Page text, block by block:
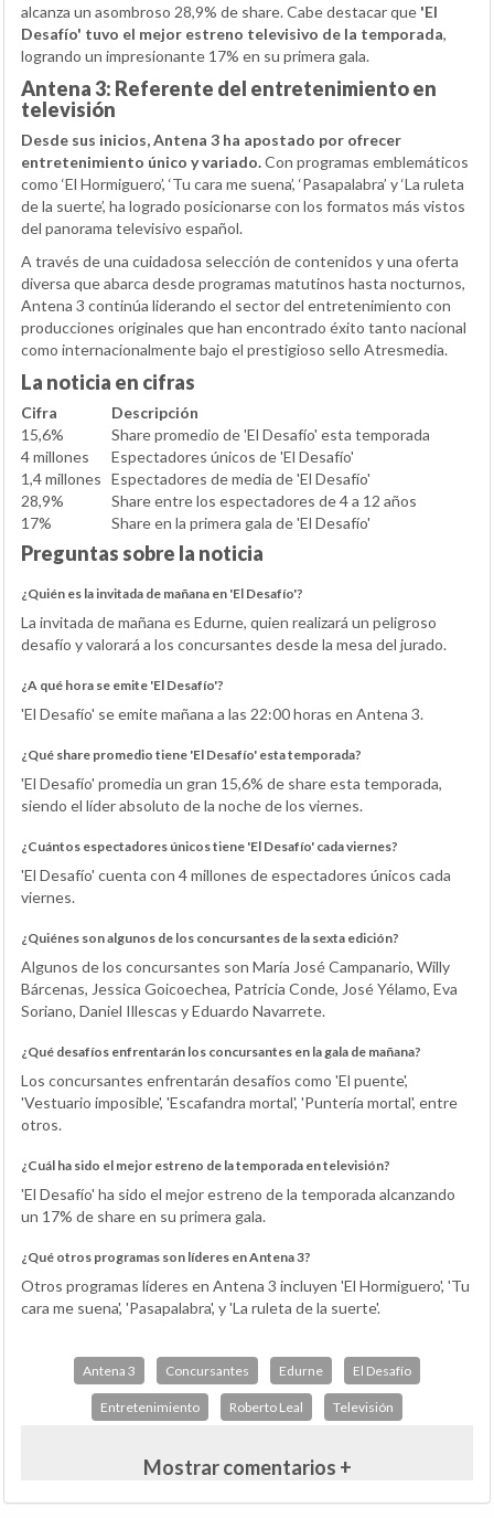
alcanza un asombroso 28,9% de share. Cabe destacar que 'El
Desafío' tuvo el mejor estreno televisivo de la temporada,
logrando un impresionante 17% en su primera gala.
Antena 3: Referente del entretenimiento en
televisión
Desde sus inicios, Antena 3 ha apostado por ofrecer
entretenimiento único y variado.Con programas emblemáticos
como ‘El Hormiguero’, ‘Tu cara me suena’, ‘Pasapalabra’ y ‘La ruleta
de la suerte’, ha logrado posicionarse con los formatos más vistos
del panorama televisivo español.
A través de una cuidadosa selección de contenidos y una oferta
diversa que abarca desde programas matutinos hasta nocturnos,
Antena 3 continúa liderando el sector del entretenimiento con
producciones originales que han encontrado éxito tanto nacional
como internacionalmente bajo el prestigioso sello Atresmedia.
La noticia en cifras
Cifra
Descripción
15,6%
Share promedio de 'El Desafío' esta temporada
4 millones
Espectadores únicos de 'El Desafío'
1,4 millones Espectadores de media de 'El Desafío'
28,9%
Share entre los espectadores de 4 a 12 años
17%
Share en la primera gala de 'El Desafío'
Preguntas sobre la noticia
¿Quién es la invitada de mañana en 'El Desafío'?
La invitada de mañana es Edurne, quien realizará un peligroso
desafío y valorará a los concursantes desde la mesa del jurado.
¿A qué hora se emite 'El Desafío'?
'El Desafío' se emite mañana a las 22:00 horas en Antena 3.
¿Qué share promedio tiene 'El Desafío' esta temporada?
'El Desafío' promedia un gran 15,6% de share esta temporada,
siendo el líder absoluto de la noche de los viernes.
¿Cuántos espectadores únicos tiene 'El Desafío' cada viernes?
'El Desafío' cuenta con 4 millones de espectadores únicos cada
viernes.
¿Quiénes son algunos de los concursantes de la sexta edición?
Algunos de los concursantes son María José Campanario, Willy
Bárcenas, Jessica Goicoechea, Patricia Conde, José Yélamo, Eva
Soriano, Daniel Illescas y Eduardo Navarrete.
¿Qué desafíos enfrentarán los concursantes en la gala de mañana?
Los concursantes enfrentarán desafíos como 'El puente',
'Vestuario imposible', 'Escafandra mortal', 'Puntería mortal', entre
otros.
¿Cuál ha sido el mejor estreno de la temporada en televisión?
'El Desafío' ha sido el mejor estreno de la temporada alcanzando
un 17% de share en su primera gala.
¿Qué otros programas son líderes en Antena 3?
Otros programas líderes en Antena 3 incluyen 'El Hormiguero', 'Tu
cara me suena', 'Pasapalabra', y 'La ruleta de la suerte'.
Antena 3 Concursantes Edurne El Desafío
Entretenimiento Roberto Leal Televisión
Mostrar comentarios +